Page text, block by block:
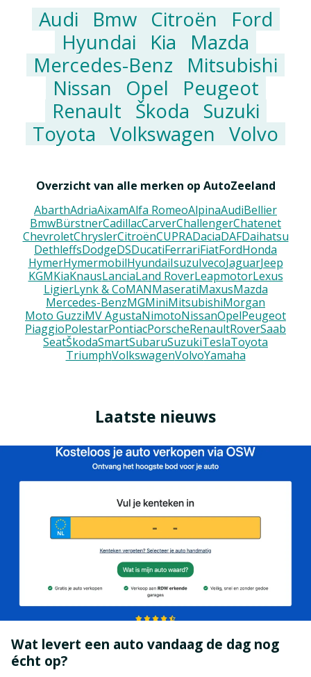
Audi Bmw Citroën
Ford
Hyundai
Kia
Mazda
Mercedes-Benz
Mitsubishi
Nissan
Opel
Peugeot
Renault Škoda
Suzuki
Toyota Volkswagen Volvo
Overzicht van alle merken op AutoZeeland
AbarthAdriaAixamAlfa RomeoAlpinaAudiBellier
BmwBürstnerCadillacCarverChallengerChatenet
ChevroletChryslerCitroënCUPRADaciaDAFDaihatsu
DethleffsDodgeDSDucatiFerrariFiatFordHonda
HymerHymermobilHyundaiIsuzuIvecoJaguarJeep
KGMKiaKnausLanciaLand RoverLeapmotorLexus
LigierLynk & CoMANMaseratiMaxusMazda
Mercedes-BenzMGMiniMitsubishiMorgan
Moto GuzziMV AgustaNimotoNissanOpelPeugeot
PiaggioPolestarPontiacPorscheRenaultRoverSaab
SeatŠkodaSmartSubaruSuzukiTeslaToyota
TriumphVolkswagenVolvoYamaha
Laatste nieuws
Wat levert een auto vandaag de dag nog
écht op?